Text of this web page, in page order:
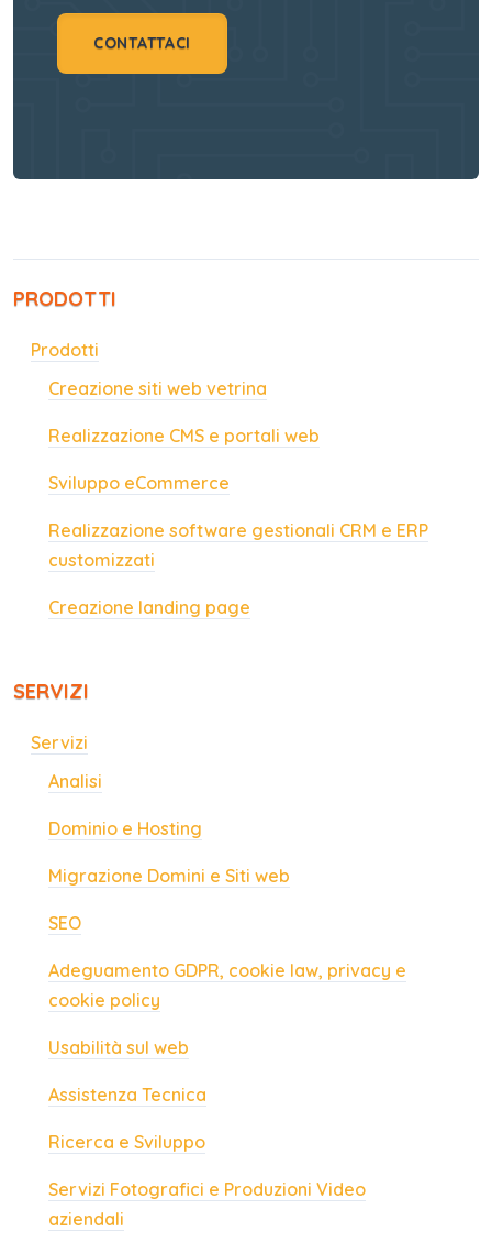
CONTATTACI
PRODOTTI
Prodotti
Creazione siti web vetrina
Realizzazione CMS e portali web
Sviluppo eCommerce
Realizzazione software gestionali CRM e ERP
customizzati
Creazione landing page
SERVIZI
Servizi
Analisi
Dominio e Hosting
Migrazione Domini e Siti web
SEO
Adeguamento GDPR, cookie law, privacy e
cookie policy
Usabilità sul web
Assistenza Tecnica
Ricerca e Sviluppo
Servizi Fotografici e Produzioni Video
aziendali